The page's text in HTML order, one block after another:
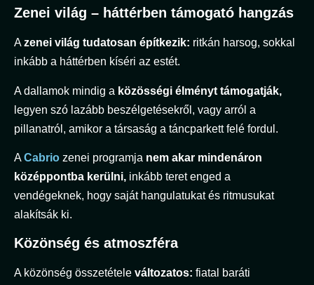
Zenei világ – háttérben támogató hangzás
Azenei világ tudatosan építkezik: ritkán harsog, sokkal
inkább a háttérben kíséri az estét.
A dallamok mindig a közösségi élményt támogatják,
legyen szó lazább beszélgetésekről, vagy arról a
pillanatról, amikor a társaság a táncparkett felé fordul.
ACabrio zenei programja nem akar mindenáron
középpontba kerülni, inkább teret enged a
vendégeknek, hogy saját hangulatukat és ritmusukat
alakítsák ki.
Közönség és atmoszféra
A közönség összetétele változatos: fiatal baráti